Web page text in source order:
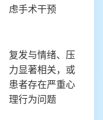
虑手术干预
复发与情绪、压
力显著相关，或
患者存在严重心
理行为问题